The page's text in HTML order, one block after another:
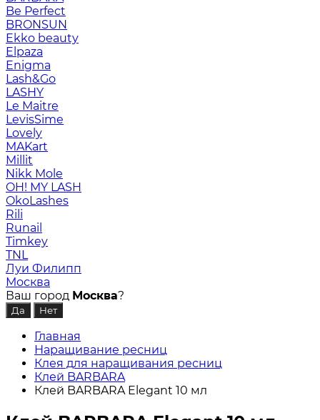
Be Perfect
BRONSUN
Ekko beauty
Elpaza
Enigma
Lash&Go
LASHY
Le Maitre
LevisSime
Lovely
MAKart
Millit
Nikk Mole
OH! MY LASH
OkoLashes
Rili
Runail
Timkey
TNL
Луи Филипп
Москва
Ваш город Москва?
Главная
Наращивание ресниц
Клея для наращивания ресниц
Клей BARBARA
Клей BARBARA Elegant 10 мл